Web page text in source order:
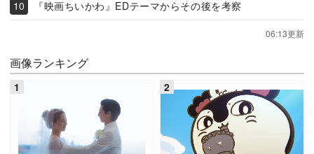
『映画ちいかわ』EDテーマからその後を考察
06:13更新
画像ランキング